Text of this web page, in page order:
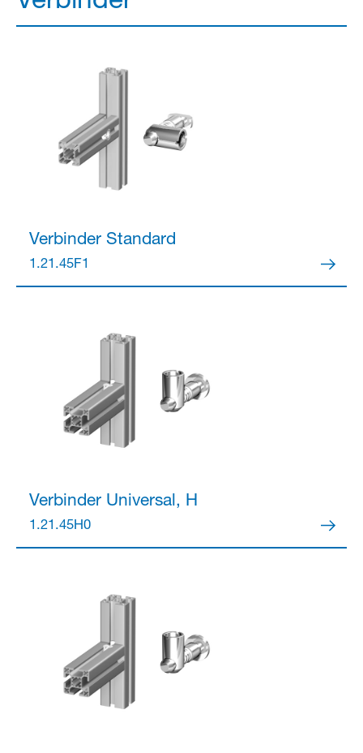
VerbinderStandard
1.21.45F1
VerbinderUniversal, H
1.21.45H0